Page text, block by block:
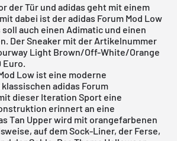
der Tür und adidas geht mit einem
dabei ist der adidas Forum Mod Low
soll auch einen Adimatic und einen
Der Sneaker mit der Artikelnummer
Light Brown/Off-White/Orange
Euro.
Low ist eine moderne
adidas Forum
dieser Iteration Sport eine
erinnert an eine
Tan Upper wird mit orangefarbenen
auf dem Sock-Liner, der Ferse,